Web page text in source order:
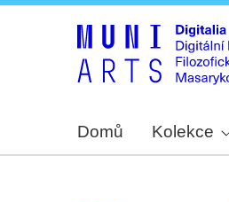
Domů Kolekce